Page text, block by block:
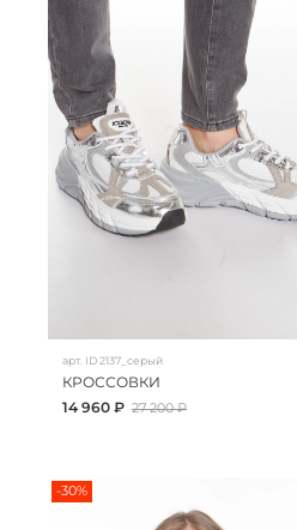
арт. ID 2137_серый
КРОССОВКИ
14 960 ₽ 27 200 ₽
-30%